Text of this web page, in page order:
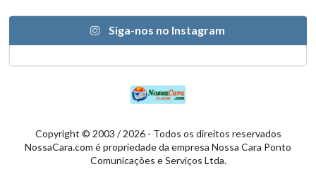
Siga-nos no Instagram
Copyright © 2003 / 2026 - Todos os direitos reservados
NossaCara.com é propriedade da empresa Nossa Cara Ponto
Comunicações e Serviços Ltda.